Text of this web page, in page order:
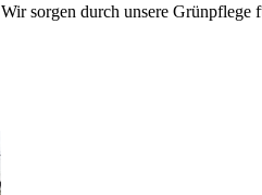
Wir sorgen durch unsere Grünpflege